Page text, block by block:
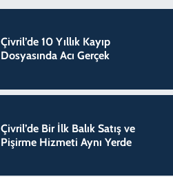
Çivril’de 10 Yıllık Kayıp
Dosyasında Acı Gerçek
Çivril’de Bir İlk Balık Satış ve
Pişirme Hizmeti Aynı Yerde